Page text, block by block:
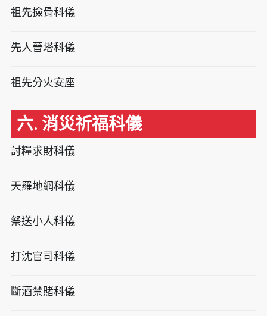
祖先撿骨科儀
先人晉塔科儀
祖先分火安座
六. 消災祈福科儀
討糧求財科儀
天羅地網科儀
祭送小人科儀
打沈官司科儀
斷酒禁賭科儀